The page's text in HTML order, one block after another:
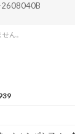
ん。